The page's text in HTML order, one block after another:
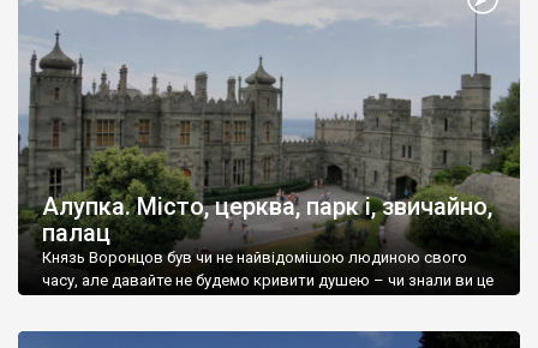
Алупка. Місто, церква, парк і, звичайно,
палац
Князь Воронцов був чи не найвідомішою людиною свого
часу, але давайте не будемо кривити душею – чи знали ви це